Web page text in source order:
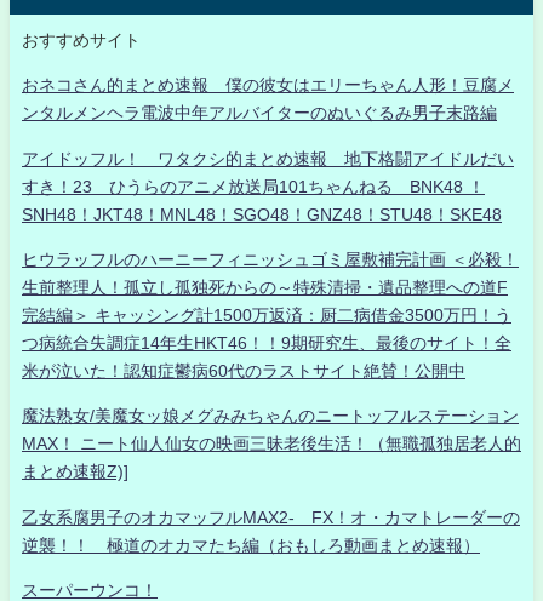
おすすめサイト
おネコさん的まとめ速報 僕の彼女はエリーちゃん人形！豆腐メ
ンタルメンヘラ電波中年アルバイターのぬいぐるみ男子末路編
アイドッフル！ ワタクシ的まとめ速報 地下格闘アイドルだい
すき！23 ひうらのアニメ放送局101ちゃんねる BNK48 ！
SNH48！JKT48！MNL48！SGO48！GNZ48！STU48！SKE48
ヒウラッフルのハーニーフィニッシュゴミ屋敷補完計画 ＜必殺！
生前整理人！孤立し孤独死からの～特殊清掃・遺品整理への道F
完結編＞ キャッシング計1500万返済：厨二病借金3500万円！う
つ病統合失調症14年生HKT46！！9期研究生、最後のサイト！全
米が泣いた！認知症鬱病60代のラストサイト絶賛！公開中
魔法熟女/美魔女ッ娘メグみみちゃんのニートッフルステーション
MAX！ ニート仙人仙女の映画三昧老後生活！（無職孤独居老人的
まとめ速報Z)]
乙女系腐男子のオカマッフルMAX2- FX！オ・カマトレーダーの
逆襲！！ 極道のオカマたち編（おもしろ動画まとめ速報）
スーパーウンコ！